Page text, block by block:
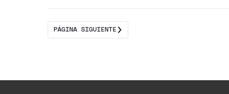
PÁGINA SIGUIENTE